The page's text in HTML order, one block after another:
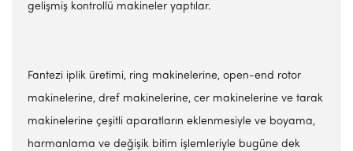
gelişmiş kontrollü makineler yaptılar.
Fantezi iplik üretimi, ring makinelerine, open-end rotor
makinelerine, dref makinelerine, cer makinelerine ve tarak
makinelerine çeşitli aparatların eklenmesiyle ve boyama,
harmanlama ve değişik bitim işlemleriyle bugüne dek